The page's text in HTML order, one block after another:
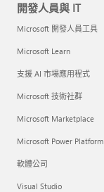
開發人員與 IT
Microsoft 開發人員工具
Microsoft Learn
支援 AI 市場應用程式
Microsoft 技術社群
Microsoft Marketplace
Microsoft Power Platform
軟體公司
Visual Studio